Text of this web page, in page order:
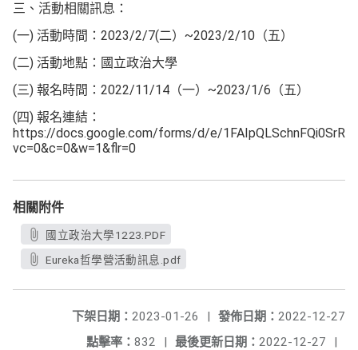
三、活動相關訊息：
(一) 活動時間：2023/2/7(二）~2023/2/10（五）
(二) 活動地點：國立政治大學
(三) 報名時間：2022/11/14（一）~2023/1/6（五）
(四) 報名連結：
https://docs.google.com/forms/d/e/
vc=0&c=0&w=1&flr=0
相關附件
國立政治大學1223.PDF
Eureka哲學營活動訊息.pdf
發佈日期： 2022-12-27
下架日期： 2023-01-26
|
最後更新日期： 2022-12-27 |
點擊率： 832 |